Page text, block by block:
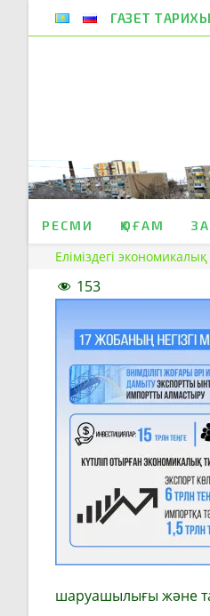
ГАЗЕТ ТАРИХЫ
РЕСМИ ҚОҒАМ
Еліміздегі
153
шаруашылығы және